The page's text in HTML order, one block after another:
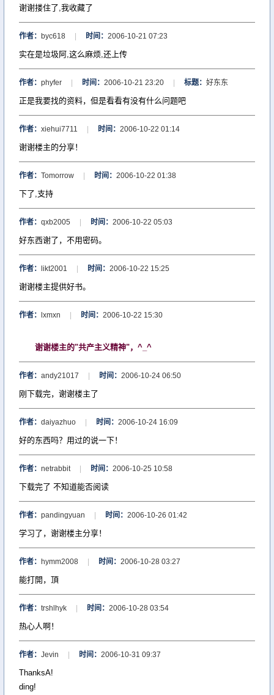
谢谢搂住了,我收藏了
作者： byc618 时间： 2006-10-21 07:23
实在是垃圾阿,这么麻烦,还上传
作者： phyfer 时间： 2006-10-21 23:20 标题： 好东东
正是我要找的资料，但是看看有没有什么问题吧
作者： xiehui7711 时间： 2006-10-22 01:14
谢谢楼主的分享！
作者： Tomorrow 时间： 2006-10-22 01:38
下了,支持
作者： qxb2005 时间： 2006-10-22 05:03
好东西谢了，不用密码。
作者： likt2001 时间： 2006-10-22 15:25
谢谢楼主提供好书。
作者： lxmxn 时间： 2006-10-22 15:30
谢谢楼主的"共产主义精神"，^_^
作者： andy21017 时间： 2006-10-24 06:50
刚下载完，谢谢楼主了
作者： daiyazhuo 时间： 2006-10-24 16:09
好的东西吗？用过的说一下！
作者： netrabbit 时间： 2006-10-25 10:58
下载完了 不知道能否阅读
作者： pandingyuan 时间： 2006-10-26 01:42
学习了，谢谢楼主分享！
作者： hymm2008 时间： 2006-10-28 03:27
能打開，頂
作者： trshlhyk 时间： 2006-10-28 03:54
热心人啊！
作者： Jevin 时间： 2006-10-31 09:37
ThanksA!
ding!